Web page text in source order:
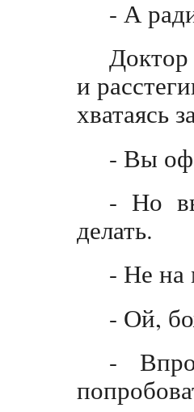
- А
и
хватаясь
- Вы
- Но
делать.
- Не
- Ой,
-